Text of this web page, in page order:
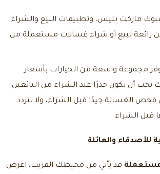
ماركت بليس، وتطبيقات البيع والشراء
رائعة لبيع أو شراء غسالات مستعملة من
مجموعة واسعة من الخيارات بأسعار
يجب أن تكون حذرًا عند الشراء من البائعين
فحص الغسالة جيدًا قبل الشراء، ولا تتردد
قبل الشراء.
قد يأتي من محيطك القريب، اعرض